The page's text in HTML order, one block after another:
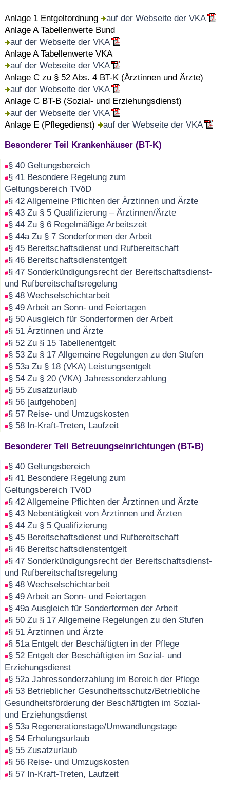
Anlage 1 Entgeltordnung
auf der Webseite der VKA
Anlage A Tabellenwerte Bund
auf der Webseite der VKA
Anlage A Tabellenwerte VKA
auf der Webseite der VKA
Anlage C zu § 52 Abs. 4 BT-K (Ärztinnen und Ärzte)
auf der Webseite der VKA
Anlage C BT-B (Sozial- und Erziehungsdienst)
auf der Webseite der VKA
Anlage E (Pflegedienst)
auf der Webseite der VKA
Besonderer Teil Krankenhäuser (BT-K)
§ 40 Geltungsbereich
§ 41 Besondere Regelung zum
Geltungsbereich TVöD
§ 42 Allgemeine Pflichten der Ärztinnen und Ärzte
§ 43 Zu § 5 Qualifizierung – Ärztinnen/Ärzte
§ 44 Zu § 6 Regelmäßige Arbeitszeit
§ 44a Zu § 7 Sonderformen der Arbeit
§ 45 Bereitschaftsdienst und Rufbereitschaft
§ 46 Bereitschaftsdienstentgelt
§ 47 Sonderkündigungsrecht der Bereitschaftsdienst-
und Rufbereitschaftsregelung
§ 48 Wechselschichtarbeit
§ 49 Arbeit an Sonn- und Feiertagen
§ 50 Ausgleich für Sonderformen der Arbeit
§ 51 Ärztinnen und Ärzte
§ 52 Zu § 15 Tabellenentgelt
§ 53 Zu § 17 Allgemeine Regelungen zu den Stufen
§ 53a Zu § 18 (VKA) Leistungsentgelt
§ 54 Zu § 20 (VKA) Jahressonderzahlung
§ 55 Zusatzurlaub
§ 56 [aufgehoben]
§ 57 Reise- und Umzugskosten
§ 58 In-Kraft-Treten, Laufzeit
Besonderer Teil Betreuungseinrichtungen (BT-B)
§ 40 Geltungsbereich
§ 41 Besondere Regelung zum
Geltungsbereich TVöD
§ 42 Allgemeine Pflichten der Ärztinnen und Ärzte
§ 43 Nebentätigkeit von Ärztinnen und Ärzten
§ 44 Zu § 5 Qualifizierung
§ 45 Bereitschaftsdienst und Rufbereitschaft
§ 46 Bereitschaftsdienstentgelt
§ 47 Sonderkündigungsrecht der Bereitschaftsdienst-
und Rufbereitschaftsregelung
§ 48 Wechselschichtarbeit
§ 49 Arbeit an Sonn- und Feiertagen
§ 49a Ausgleich für Sonderformen der Arbeit
§ 50 Zu § 17 Allgemeine Regelungen zu den Stufen
§ 51 Ärztinnen und Ärzte
§ 51a Entgelt der Beschäftigten in der Pflege
§ 52 Entgelt der Beschäftigten im Sozial- und
Erziehungsdienst
§ 52a Jahressonderzahlung im Bereich der Pflege
§ 53 Betrieblicher Gesundheitsschutz/Betriebliche
Gesundheitsförderung der Beschäftigten im Sozial-
und Erziehungsdienst
§ 53a Regenerationstage/Umwandlungstage
§ 54 Erholungsurlaub
§ 55 Zusatzurlaub
§ 56 Reise- und Umzugskosten
§ 57 In-Kraft-Treten, Laufzeit